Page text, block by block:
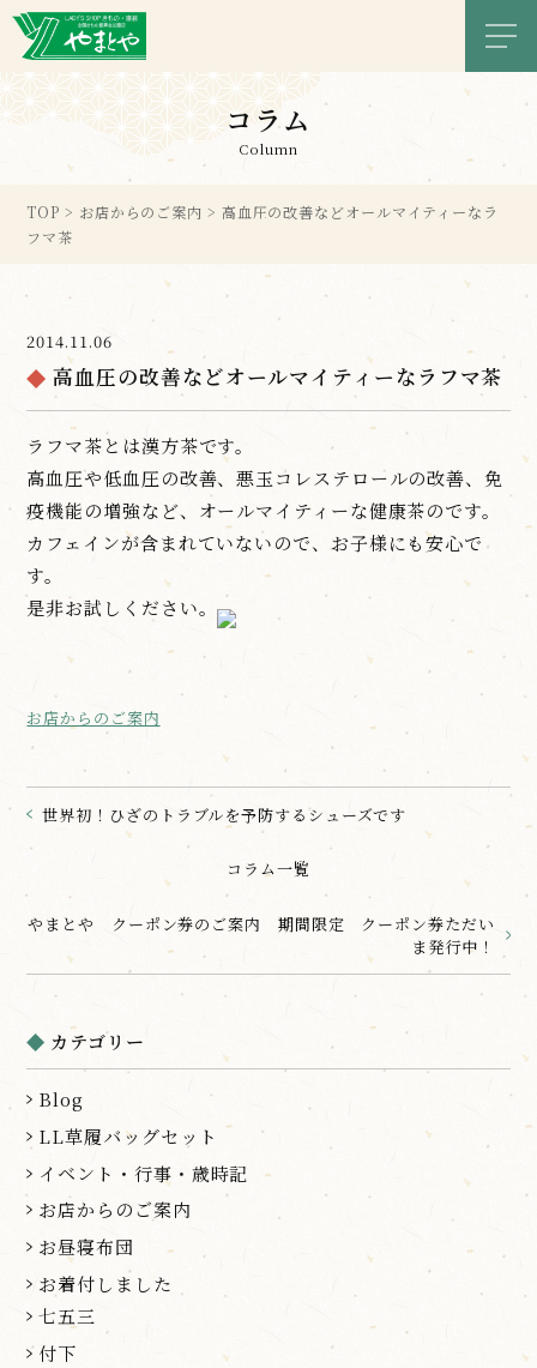
メ
コラム
Column
TOP > お店からのご案内 > 高血圧の改善などオールマイティーなラ
フマ茶
2014.11.06
高血圧の改善などオールマイティーなラフマ茶
ラフマ茶とは漢方茶です。
高血圧や低血圧の改善、悪玉コレステロールの改善、免
疫機能の増強など、オールマイティーな健康茶のです。
カフェインが含まれていないので、お子様にも安心で
す。
是非お試しください。
お店からのご案内
世界初！ひざのトラブルを予防するシューズです
コラム一覧
やまとや クーポン券のご案内 期間限定 クーポン券ただい
ま発行中！
カテゴリー
Blog
LL草履バッグセット
イベント・行事・歳時記
お店からのご案内
お昼寝布団
お着付しました
七五三
付下